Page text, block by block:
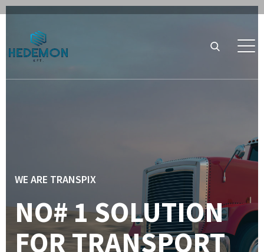
WE ARE TRANSPIX
NO# 1 SOLUTION
FOR TRANSPORT